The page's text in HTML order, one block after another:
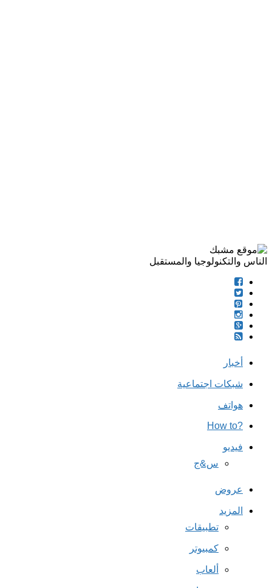
الناس والتكنولوجيا والمستقبل
أخبار
شبكات اجتماعية
هواتف
?How to
فيديو
س&ج
عروض
المزيد
تطبيقات
كمبيوتر
ألعاب